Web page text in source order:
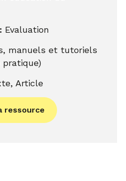
Evaluation
manuels et tutoriels
Article
ressource